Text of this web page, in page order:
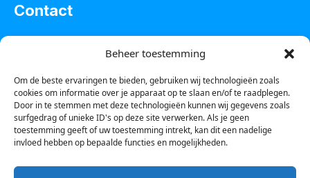
Beheer toestemming
Om de beste ervaringen te bieden, gebruiken wij technologieën zoals
cookies om informatie over je apparaat op te slaan en/of te raadplegen.
Door in te stemmen met deze technologieën kunnen wij gegevens zoals
surfgedrag of unieke ID's op deze site verwerken. Als je geen
toestemming geeft of uw toestemming intrekt, kan dit een nadelige
invloed hebben op bepaalde functies en mogelijkheden.
Contact
Tel :0850601800
Whatsapp : 0623388306